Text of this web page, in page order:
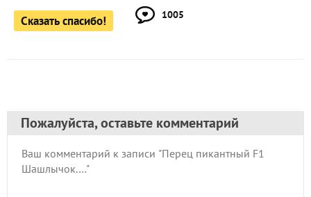
Сказать спасибо! 1005
Пожалуйста, оставьте комментарий